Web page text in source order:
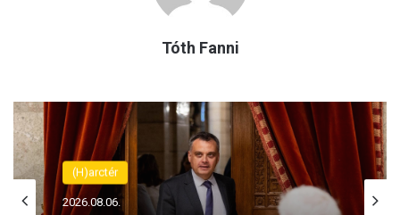
Tóth Fanni
(H)arctér
2026.08.06.